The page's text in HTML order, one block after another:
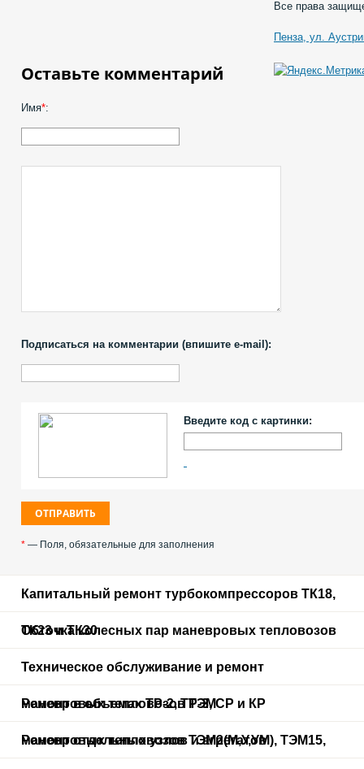
Все права
Пенза, ул.
Оставьте комментарий
Имя*:
Подписаться на комментарии (впишите e-mail):
Введите код с картинки:
* — Поля, обязательные для заполнения
Капитальный ремонт турбокомпрессоров ТК18,
ТК23 и ТК30
Обточка колесных пар маневровых тепловозов
Техническое обслуживание и ремонт
маневровых тепловозов ТЭМ
Ремонт в объемах ТР-2, ТР-3, СР и КР
маневровых тепловозов ТЭМ2(М,У,УМ), ТЭМ15,
Ремонт отдельных узлов и агрегатов